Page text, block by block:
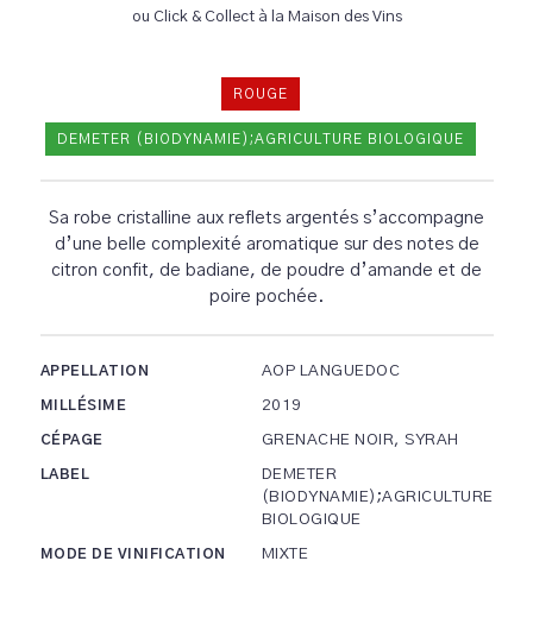
ou Click & Collect à la Maison des Vins
ROUGE
DEMETER (BIODYNAMIE);AGRICULTURE BIOLOGIQUE
Sa robe cristalline aux reflets argentés s’accompagne
d’une belle complexité aromatique sur des notes de
citron confit, de badiane, de poudre d’amande et de
poire pochée.
APPELLATION AOP LANGUEDOC
MILLÉSIME 2019
CÉPAGE GRENACHE NOIR, SYRAH
LABEL
DEMETER
(BIODYNAMIE);AGRICULTURE
BIOLOGIQUE
MODE DE VINIFICATION MIXTE